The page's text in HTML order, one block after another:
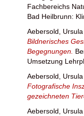
Fachbereichs
Bad Heilbrunn:
Aebersold, Ursula
Bildnerisches
Begegnungen.
Umsetzung
Aebersold, Ursula
Fotografische
gezeichneten
Aebersold, Ursula